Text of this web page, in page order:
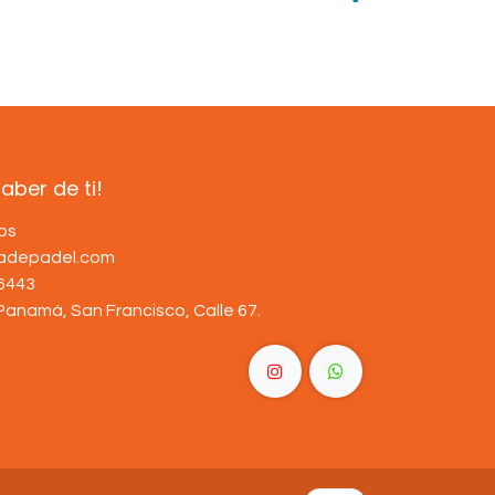
de ti!
San Francisco, Calle 67